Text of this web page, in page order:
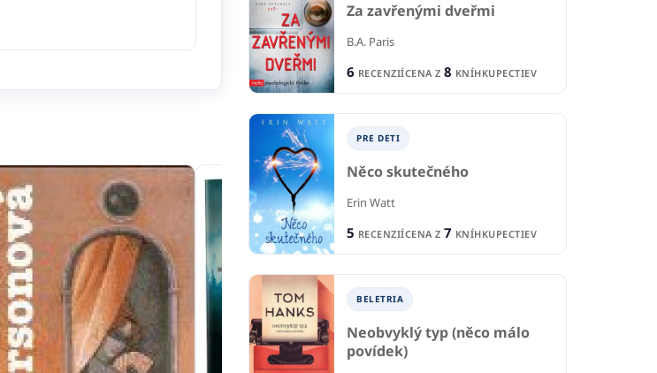
Za zavřenými dveřmi
B.A. Paris
6 RECENZIÍCENA Z 8 KNÍHKUPECTIEV
PRE DETI
Něco skutečného
Erin Watt
5 RECENZIÍCENA Z 7 KNÍHKUPECTIEV
BELETRIA
Neobvyklý typ (něco málo
povídek)